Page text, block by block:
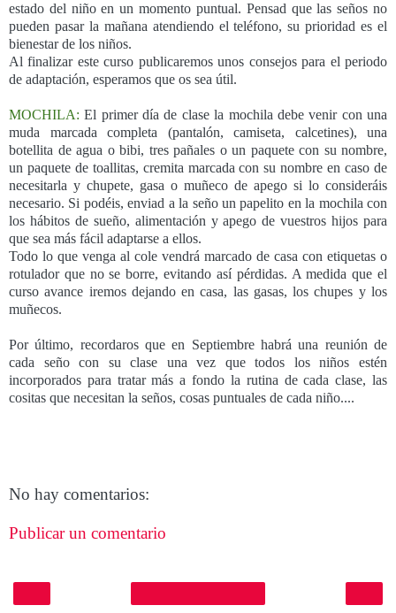
estado del niño en un momento puntual. Pensad que las seños no
pueden pasar la mañana atendiendo el teléfono, su prioridad es el
bienestar de los niños.
Al finalizar este curso publicaremos unos consejos para el periodo
de adaptación, esperamos que os sea útil.
MOCHILA: El primer día de clase la mochila debe venir con una
muda marcada completa (pantalón, camiseta, calcetines), una
botellita de agua o bibi, tres pañales o un paquete con su nombre,
un paquete de toallitas, cremita marcada con su nombre en caso de
necesitarla y chupete, gasa o muñeco de apego si lo consideráis
necesario. Si podéis, enviad a la seño un papelito en la mochila con
los hábitos de sueño, alimentación y apego de vuestros hijos para
que sea más fácil adaptarse a ellos.
Todo lo que venga al cole vendrá marcado de casa con etiquetas o
rotulador que no se borre, evitando así pérdidas. A medida que el
curso avance iremos dejando en casa, las gasas, los chupes y los
muñecos.
Por último, recordaros que en Septiembre habrá una reunión de
cada seño con su clase una vez que todos los niños estén
incorporados para tratar más a fondo la rutina de cada clase, las
cositas que necesitan la seños, cosas puntuales de cada niño....
No hay comentarios:
Publicar un comentario